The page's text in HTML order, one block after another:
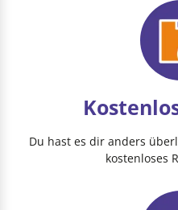
Du hast es dir anders
kostenloses